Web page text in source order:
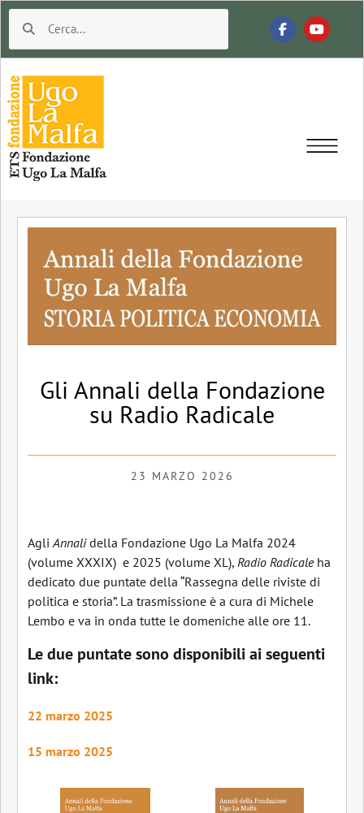
Gli Annali della Fondazione
su Radio Radicale
23 MARZO 2026
AgliAnnalidella Fondazione Ugo La Malfa 2024
(volume XXXIX) e 2025 (volume XL), Radio Radicaleha
dedicato due puntate della “Rassegna delle riviste di
politica e storia”. La trasmissione è a cura di Michele
Lembo e va in onda tutte le domeniche alle ore 11.
Le due puntate sono disponibili ai seguenti
link:
22 marzo 2025
15 marzo 2025